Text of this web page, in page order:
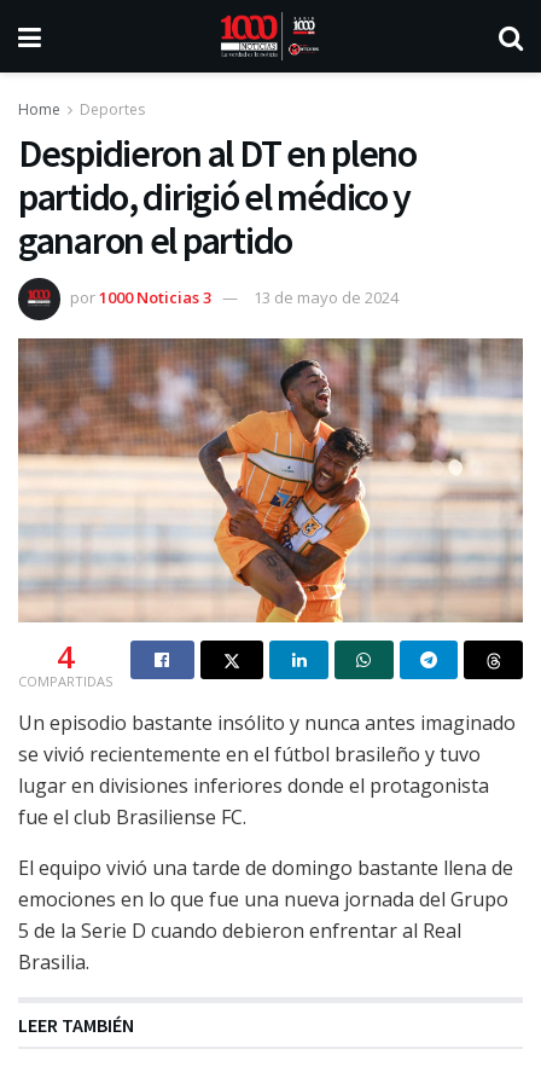
Home Deportes
Despidieron al DT en pleno
partido, dirigió el médico y
ganaron el partido
por1000 Noticias 3 13 de mayo de 2024
4
COMPARTIDAS
Un episodio bastante insólito y nunca antes imaginado
se vivió recientemente en el fútbol brasileño y tuvo
lugar en divisiones inferiores donde el protagonista
fue el club Brasiliense FC.
El equipo vivió una tarde de domingo bastante llena de
emociones en lo que fue una nueva jornada del Grupo
5 de la Serie D cuando debieron enfrentar al Real
Brasilia.
LEER TAMBIÉN